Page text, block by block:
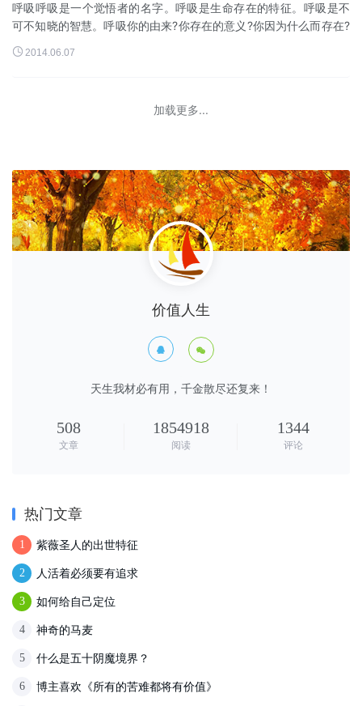
呼吸呼吸是一个觉悟者的名字。呼吸是生命存在的特征。呼吸是不
可不知晓的智慧。呼吸你的由来?你存在的意义?你因为什么而存在?
你会存在多久?一个觉悟了的人，他给自己取名为呼吸。呼吸非呼
吸，是名为呼吸。呼吸是...
 2014.06.07
加载更多...
价值人生
 
天生我材必有用，千金散尽还复来！
508
文章
1854918
阅读
1344
评论
热门文章
1 紫薇圣人的出世特征
2 人活着必须要有追求
3 如何给自己定位
4 神奇的马麦
5 什么是五十阴魔境界？
6 博主喜欢《所有的苦难都将有价值》